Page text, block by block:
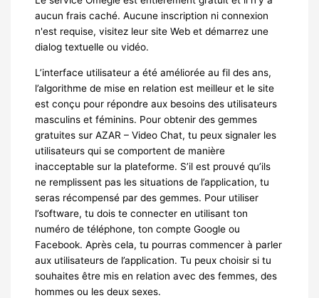
aucun frais caché. Aucune inscription ni connexion
n'est requise, visitez leur site Web et démarrez une
dialog textuelle ou vidéo.
L’interface utilisateur a été améliorée au fil des ans,
l’algorithme de mise en relation est meilleur et le site
est conçu pour répondre aux besoins des utilisateurs
masculins et féminins. Pour obtenir des gemmes
gratuites sur AZAR – Video Chat, tu peux signaler les
utilisateurs qui se comportent de manière
inacceptable sur la plateforme. S’il est prouvé qu’ils
ne remplissent pas les situations de l’application, tu
seras récompensé par des gemmes. Pour utiliser
l’software, tu dois te connecter en utilisant ton
numéro de téléphone, ton compte Google ou
Facebook. Après cela, tu pourras commencer à parler
aux utilisateurs de l’application. Tu peux choisir si tu
souhaites être mis en relation avec des femmes, des
hommes ou les deux sexes.